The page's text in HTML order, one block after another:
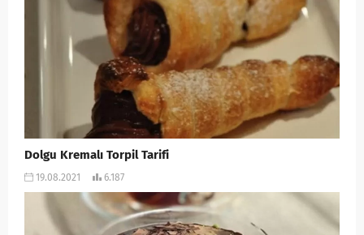
Dolgu Kremalı Torpil Tarifi
19.08.2021 6.187